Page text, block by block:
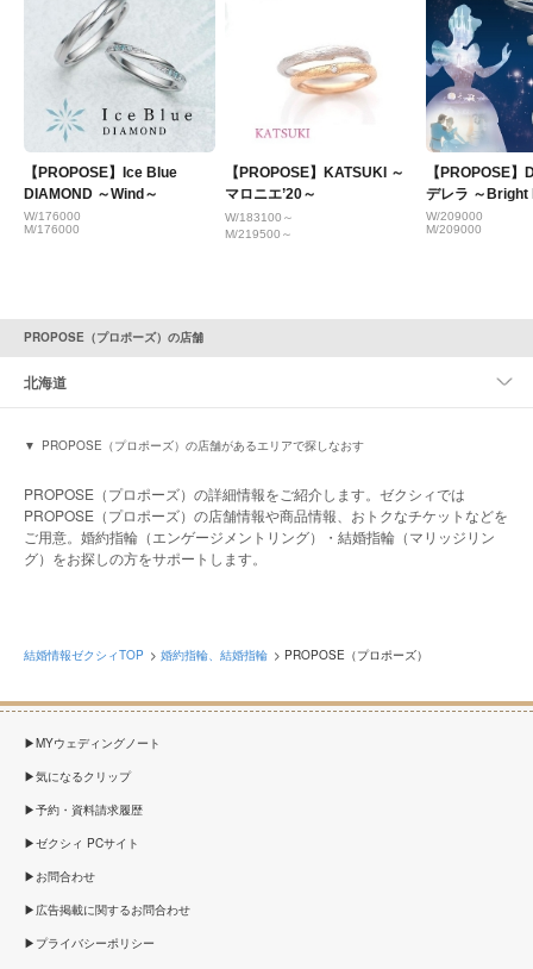
【PROPOSE】Ice Blue
DIAMOND ～Wind～
W/176000
M/176000
【PROPOSE】KATSUKI ～
マロニエ’20～
W/183100～
M/219500～
【PROPOSE
デレラ ～Bright
W/209000
M/209000
PROPOSE（プロポーズ）の店舗
北海道
PROPOSE（プロポーズ）の店舗があるエリアで探しなおす
PROPOSE（プロポーズ）の詳細情報をご紹介します。ゼクシィでは
PROPOSE（プロポーズ）の店舗情報や商品情報、おトクなチケットなどを
ご用意。婚約指輪（エンゲージメントリング）・結婚指輪（マリッジリン
グ）をお探しの方をサポートします。
結婚情報ゼクシィTOP 婚約指輪、結婚指輪 PROPOSE（プロポーズ）
MYウェディングノート
気になるクリップ
予約・資料請求履歴
ゼクシィ PCサイト
お問合わせ
広告掲載に関するお問合わせ
プライバシーポリシー